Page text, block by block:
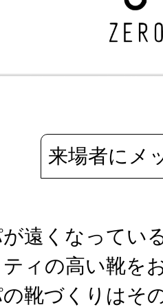
来場者にメ
遠くなってい
ィの高い靴を
靴づくりはそ